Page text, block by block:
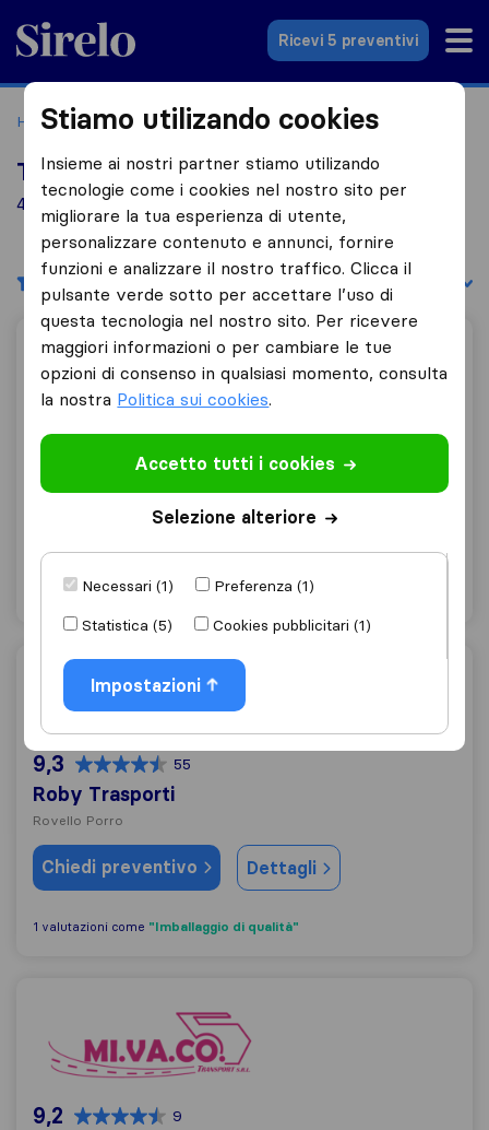
Sirelo.it
Ricevi 5 preventivi
Home Le 10 migliori aziende di traslochi in Italia
Top 10 traslocatori a Saronno
4 aziende di traslochi trovate a Saronno
Filtri Filtra per:
DI DIO GROUP TRASLOCHI
9,8 85
DI DIO GROUP TRASLOCHI
Origgio
1 valutazioni come "Offerta di collaborazione"
Roby Trasporti
9,3 55
Roby Trasporti
Rovello Porro
Chiedi preventivo Dettagli
1 valutazioni come "Imballaggio di qualità"
Mi.va.co. transport S.r.l.
9,2 9
Stiamo utilizando cookies
Insieme ai nostri partner stiamo utilizando
tecnologie come i cookies nel nostro sito per
migliorare la tua esperienza di utente,
personalizzare contenuto e annunci, fornire
funzioni e analizzare il nostro traffico. Clicca il
pulsante verde sotto per accettare l’uso di
questa tecnologia nel nostro sito. Per ricevere
maggiori informazioni o per cambiare le tue
opzioni di consenso in qualsiasi momento, consulta
la nostra Politica sui cookies.
Accetto tutti i cookies
Selezione alteriore
Necessari (1)
Preferenza (1)
Statistica (5)
Cookies pubblicitari (1)
Impostazioni